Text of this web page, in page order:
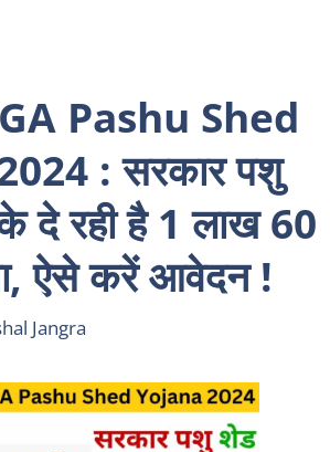
Pashu Shed
: सरकार पशु
दे रही है 1 लाख 60
ऐसे करें आवेदन !
Jangra